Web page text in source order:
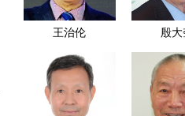
王治伦 殷大